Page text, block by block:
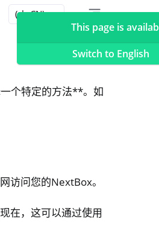
个特定的方法**。如
访问您的NextBox。
在，这可以通过使用
This page is
Switch to English